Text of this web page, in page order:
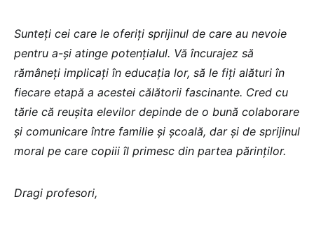
Sunteți cei care le oferiți sprijinul de care au nevoie
pentru a-și atinge potențialul. Vă încurajez să
rămâneți implicați în educația lor, să le fiți alături în
fiecare etapă a acestei călătorii fascinante. Cred cu
tărie că reușita elevilor depinde de o bună colaborare
și comunicare între familie și școală, dar și de sprijinul
moral pe care copiii îl primesc din partea părinților.
Dragi profesori,